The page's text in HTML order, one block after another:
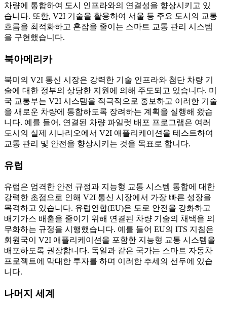
차량에 통합하여 도시 인프라와의 연결성을 향상시키고 있
습니다. 또한, V2I 기술을 활용하여 서울 등 주요 도시의 교통
흐름을 최적화하고 혼잡을 줄이는 스마트 교통 관리 시스템
을 구현했습니다.
북아메리카
북미의 V2I 통신 시장은 강력한 기술 인프라와 첨단 차량 기
술에 대한 정부의 상당한 지원에 의해 주도되고 있습니다. 미
국 교통부는 V2I 시스템을 적극적으로 홍보하고 이러한 기술
을 새로운 차량에 통합하도록 장려하는 계획을 실행해 왔습
니다. 예를 들어, 연결된 차량 파일럿 배포 프로그램은 여러
도시의 실제 시나리오에서 V2I 애플리케이션을 테스트하여
교통 관리 및 안전을 향상시키는 것을 목표로 합니다.
유럽
유럽은 엄격한 안전 규정과 지능형 교통 시스템 통합에 대한
강력한 초점으로 인해 V2I 통신 시장에서 가장 빠른 성장을
목격하고 있습니다. 유럽연합(EU)은 도로 안전을 강화하고
배기가스 배출을 줄이기 위해 연결된 차량 기술의 채택을 의
무화하는 규정을 시행했습니다. 예를 들어 EU의 ITS 지침은
회원국이 V2I 애플리케이션을 포함한 지능형 교통 시스템을
배포하도록 권장합니다. 독일과 같은 국가는 스마트 자동차
프로젝트에 막대한 투자를 하며 이러한 추세의 선두에 있습
니다.
나머지 세계